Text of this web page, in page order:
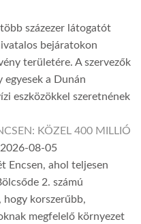
százezer látogatót
bejáratokon
területére. A szervezők
a Dunán
eszközökkel szeretnének
KÖZEL 400 MILLIÓ
2026-08-05
Encsen, ahol teljesen
2. számú
hogy korszerűbb,
megfelelő környezet